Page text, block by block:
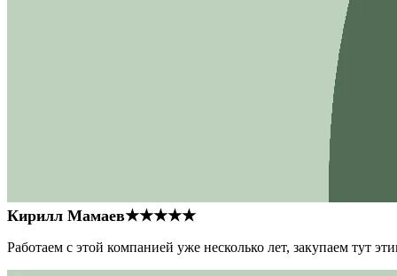
Кирилл Мамаев★★★★★
Работаем с этой компанией уже несколько лет, закупаем тут